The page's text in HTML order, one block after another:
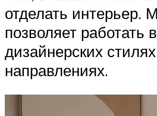
отделать интерьер.
позволяет работать
дизайнерских
направлениях.